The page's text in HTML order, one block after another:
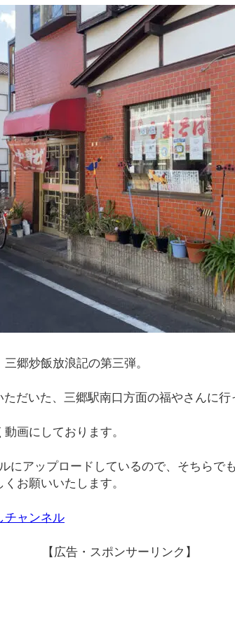
郷炒飯放浪記の第三弾。
だいた、三郷駅南口方面の福やさんに行
画にしております。
にアップロードしているので、そちらで
お願いいたします。
チャンネル
【広告・スポンサーリンク】